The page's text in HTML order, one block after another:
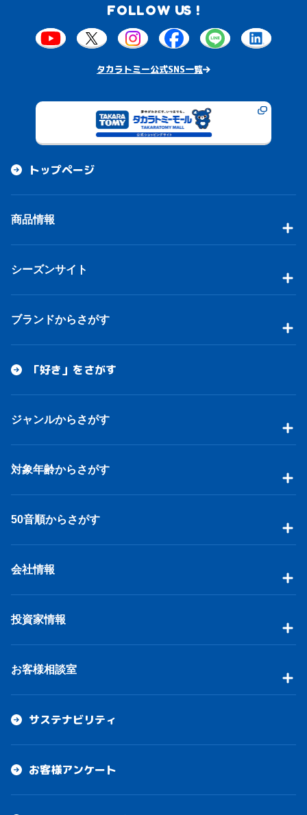
FOLLOW US !
タカラトミー公式SNS一覧
トップページ
商品情報
シーズンサイト
ブランドからさがす
「好き」をさがす
ジャンルからさがす
対象年齢からさがす
50音順からさがす
会社情報
投資家情報
お客様相談室
サステナビリティ
お客様アンケート